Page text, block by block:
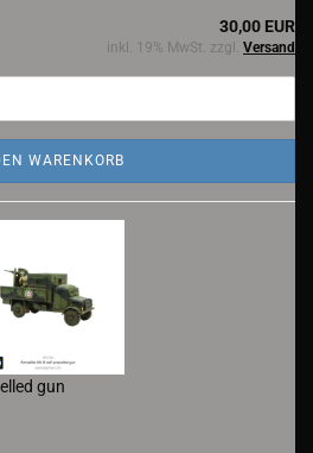
30,00 EUR
inkl. 19% MwSt. zzgl. Versand
WARENKORB
gun